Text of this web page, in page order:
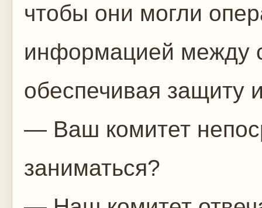
чтобы они могли
информацией между
обеспечивая защиту
— Ваш комитет
заниматься?